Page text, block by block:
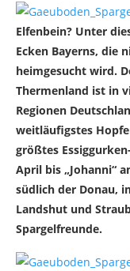
Elfenbein? Unter
Ecken Bayerns, die
heimgesucht wird.
Thermenland ist in
Regionen
weitläufigstes
größtes
April bis „Johanni“
südlich der Donau,
Landshut und
Spargelfreunde.